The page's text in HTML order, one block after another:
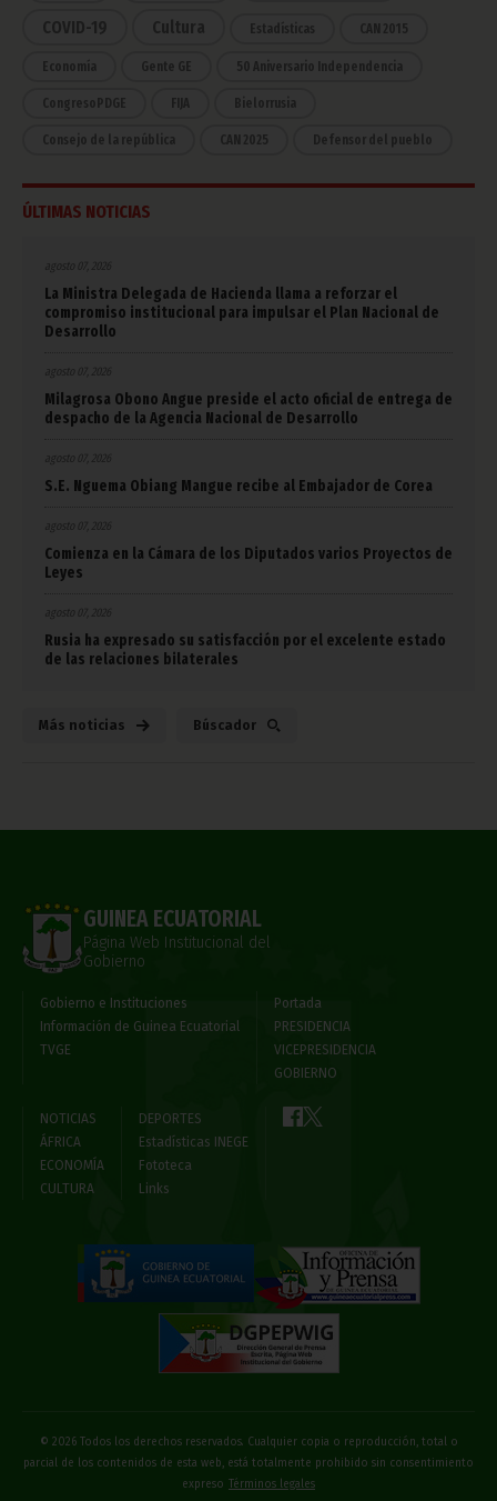
COVID-19 Cultura Estadísticas CAN 2015
Economía Gente GE 50 Aniversario Independencia
CongresoPDGE FIJA Bielorrusia
Consejo de la república CAN 2025 Defensor del pueblo
ÚLTIMAS NOTICIAS
agosto 07, 2026
La Ministra Delegada de Hacienda llama a reforzar el
compromiso institucional para impulsar el Plan Nacional de
Desarrollo
agosto 07, 2026
Milagrosa Obono Angue preside el acto oficial de entrega de
despacho de la Agencia Nacional de Desarrollo
agosto 07, 2026
S.E. Nguema Obiang Mangue recibe al Embajador de Corea
agosto 07, 2026
Comienza en la Cámara de los Diputados varios Proyectos de
Leyes
agosto 07, 2026
Rusia ha expresado su satisfacción por el excelente estado
de las relaciones bilaterales
Más noticias Búscador
GUINEA ECUATORIAL
Página Web Institucional del
Gobierno
Gobierno e Instituciones
Información de Guinea Ecuatorial
TVGE
Portada
PRESIDENCIA
VICEPRESIDENCIA
GOBIERNO
NOTICIAS
ÁFRICA
ECONOMÍA
CULTURA
DEPORTES
Estadísticas INEGE
Fototeca
Links
© 2026 Todos los derechos reservados. Cualquier copia o reproducción, total o
parcial de los contenidos de esta web, está totalmente prohibido sin consentimiento
expreso Términos legales